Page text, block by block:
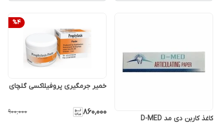
کاغذ کاربن دی مد D-MED
%4
خمیر جرمگیری پروفیلاکسی گلچای
۸۶۰٬۰۰۰ ۹۰۰٬۰۰۰